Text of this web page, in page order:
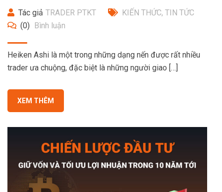
Tác giả TRADER PTKT KIẾN THỨC, TIN TỨC
(0) Bình luận
Heiken Ashi là một trong những dạng nến được rất nhiều
trader ưa chuộng, đặc biệt là những người giao […]
XEM THÊM